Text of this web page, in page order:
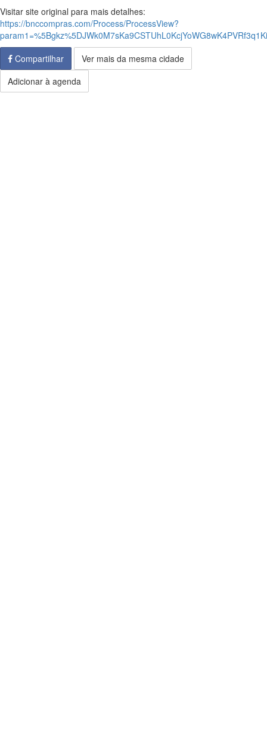
Visitar site original para mais detalhes:
https://bnccompras.com/Process/ProcessView?
Compartilhar
Ver mais da mesma cidade
Adicionar à agenda